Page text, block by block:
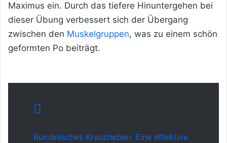
Maximus ein. Durch das tiefere Hinuntergehen bei
dieser Übung verbessert sich der Übergang
zwischen den Muskelgruppen, was zu einem schön
geformten Po beiträgt.
Rumänisches Kreuzheben: Eine effektive